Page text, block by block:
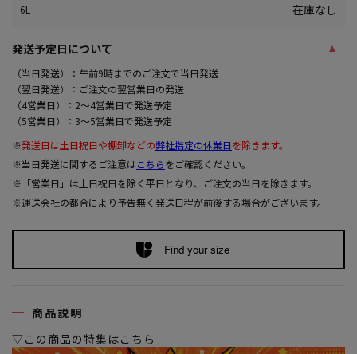
6L 在庫なし
発送予定日について
（当日発送）：午前9時までのご注文で当日発送
（翌日発送）：ご注文の翌営業日の発送
（4営業日）：2～4営業日で発送予定
（5営業日）：3～5営業日で発送予定
※発送日は土日祝日や棚卸などの弊社指定の休業日を除きます。
※当日発送に関するご注意はこちらをご確認ください。
※「営業日」は土日祝日を除く平日となり、ご注文の当日を除きます。
※運送会社の都合により予告無く発送日程が前後する場合がございます。
Find your size
商品説明
▽この商品の特集はこちら